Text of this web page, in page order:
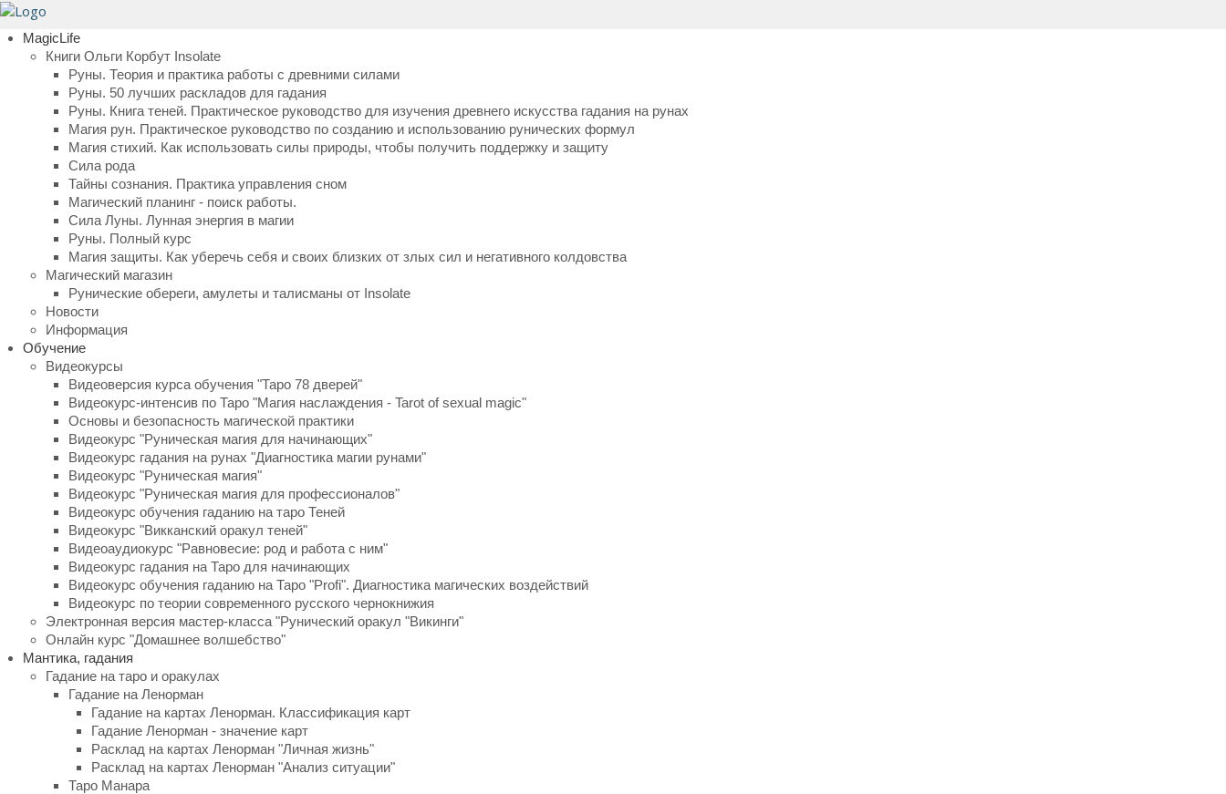
MagicLife
Книги Ольги Корбут Insolate
Руны. Теория и практика работы с древними силами
Руны. 50 лучших раскладов для гадания
Руны. Книга теней. Практическое руководство для изучения древнего искусства гадания на рунах
Магия рун. Практическое руководство по созданию и использованию рунических формул
Магия стихий. Как использовать силы природы, чтобы получить поддержку и защиту
Сила рода
Тайны сознания. Практика управления сном
Магический планинг - поиск работы.
Сила Луны. Лунная энергия в магии
Руны. Полный курс
Магия защиты. Как уберечь себя и своих близких от злых сил и негативного колдовства
Магический магазин
Рунические обереги, амулеты и талисманы от Insolate
Новости
Информация
Обучение
Видеокурсы
Видеоверсия курса обучения "Таро 78 дверей"
Видеокурс-интенсив по Таро "Магия наслаждения - Tarot of sexual magic"
Основы и безопасность магической практики
Видеокурс "Руническая магия для начинающих"
Видеокурс гадания на рунах "Диагностика магии рунами"
Видеокурс "Руническая магия"
Видеокурс "Руническая магия для профессионалов"
Видеокурс обучения гаданию на таро Теней
Видеокурс "Викканский оракул теней"
Видеоаудиокурс "Равновесие: род и работа с ним"
Видеокурс гадания на Таро для начинающих
Видеокурс обучения гаданию на Таро "Profi". Диагностика магических воздействий
Видеокурс по теории современного русского чернокнижия
Электронная версия мастер-класса "Рунический оракул "Викинги"
Онлайн курс "Домашнее волшебство"
Мантика, гадания
Гадание на таро и оракулах
Гадание на Ленорман
Гадание на картах Ленорман. Классификация карт
Гадание Ленорман - значение карт
Расклад на картах Ленорман "Личная жизнь"
Расклад на картах Ленорман "Анализ ситуации"
Таро Манара